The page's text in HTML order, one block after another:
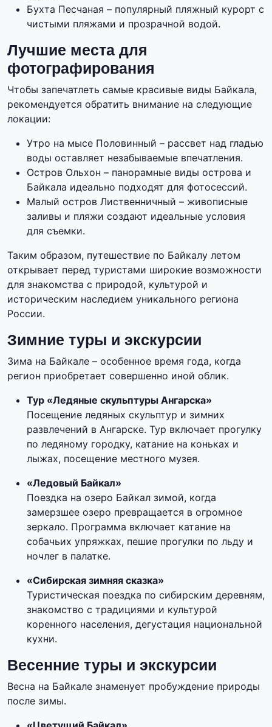
Бухта Песчаная – популярный пляжный курорт с
чистыми пляжами и прозрачной водой.
Лучшие места для
фотографирования
Чтобы запечатлеть самые красивые виды Байкала,
рекомендуется обратить внимание на следующие
локации:
Утро на мысе Половинный – рассвет над гладью
воды оставляет незабываемые впечатления.
Остров Ольхон – панорамные виды острова и
Байкала идеально подходят для фотосессий.
Малый остров Лиственничный – живописные
заливы и пляжи создают идеальные условия
для съемки.
Таким образом, путешествие по Байкалу летом
открывает перед туристами широкие возможности
для знакомства с природой, культурой и
историческим наследием уникального региона
России.
Зимние туры и экскурсии
Зима на Байкале – особенное время года, когда
регион приобретает совершенно иной облик.
Тур «Ледяные скульптуры Ангарска»
Посещение ледяных скульптур и зимних
развлечений в Ангарске. Тур включает прогулку
по ледяному городку, катание на коньках и
лыжах, посещение местного музея.
«Ледовый Байкал»
Поездка на озеро Байкал зимой, когда
замерзшее озеро превращается в огромное
зеркало. Программа включает катание на
собачьих упряжках, пешие прогулки по льду и
ночлег в палатке.
«Сибирская зимняя сказка»
Туристическая поездка по сибирским деревням,
знакомство с традициями и культурой
коренного населения, дегустация национальной
кухни.
Весенние туры и экскурсии
Весна на Байкале знаменует пробуждение природы
после зимы.